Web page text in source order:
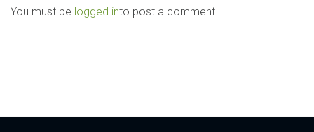
You must be logged into post a comment.